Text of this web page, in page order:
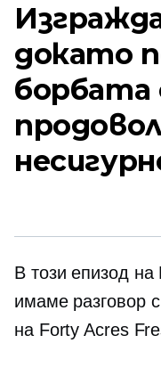
докато
борбата
В този епизод
имаме разговор
на Forty Acres